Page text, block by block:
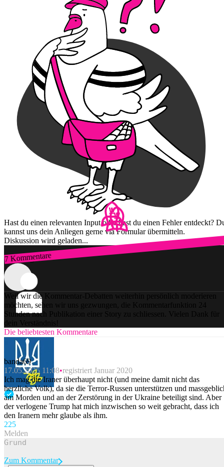
Hast du einen relevanten Input oder hast du einen Fehler entdeckt?
kannst uns dein Anliegen gerne via Formular übermitteln.
Diskussion wird geladen...
7 Kommentare
Zum Login
Weil wir die Kommentar-Debatten weiterhin persönlich moderieren
möchten, sehen wir uns gezwungen, die Kommentarfunktion 24
Stunden nach Publikation einer Story zu schliessen. Vielen Dank für
dein Verständnis!
Die beliebtesten Kommentare
banda69
17.05.2025 11:08 registriert Januar 2020
Ich mag die Iraner überhaupt nicht (und meine damit nicht das
herzliche Volk), da sie die Terror-Russen unterstützen und
am Morden und an der Zerstörung in der Ukraine beteiligt sind. Aber
der verlogene Trump hat mich inzwischen so weit gebracht, dass ich
den Iranern mehr glaube als ihm.
225
Melden
Zum Kommentar